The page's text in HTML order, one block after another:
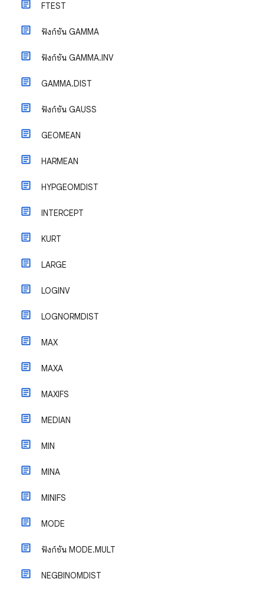
FTEST
ฟังก์ชัน GAMMA
ฟังก์ชัน GAMMA.INV
GAMMA.DIST
ฟังก์ชัน GAUSS
GEOMEAN
HARMEAN
HYPGEOMDIST
INTERCEPT
KURT
LARGE
LOGINV
LOGNORMDIST
MAX
MAXA
MAXIFS
MEDIAN
MIN
MINA
MINIFS
MODE
ฟังก์ชัน MODE.MULT
NEGBINOMDIST